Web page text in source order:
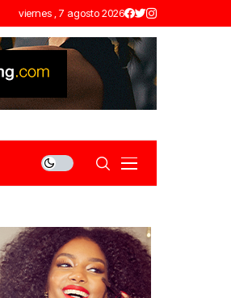
viernes , 7 agosto 2026